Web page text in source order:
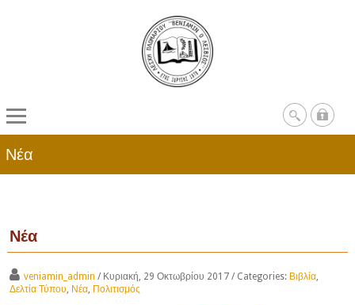
Νέα
Νέα
veniamin_admin / Κυριακή, 29 Οκτωβρίου 2017 / Categories: Βιβλία,
Δελτία Τύπου, Νέα, Πολιτισμός